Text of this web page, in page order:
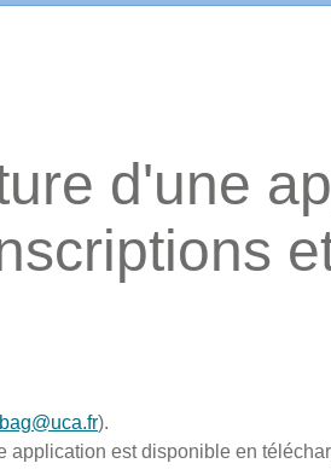
d'une
).
application est disponible en